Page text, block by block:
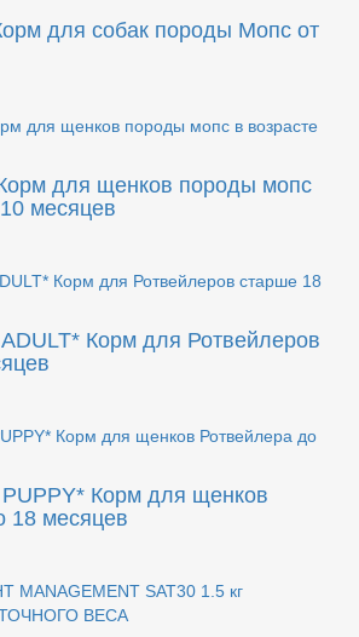
для собак породы Мопс от
для щенков породы мопс
месяцев
Корм для Ротвейлеров
Корм для щенков
18 месяцев